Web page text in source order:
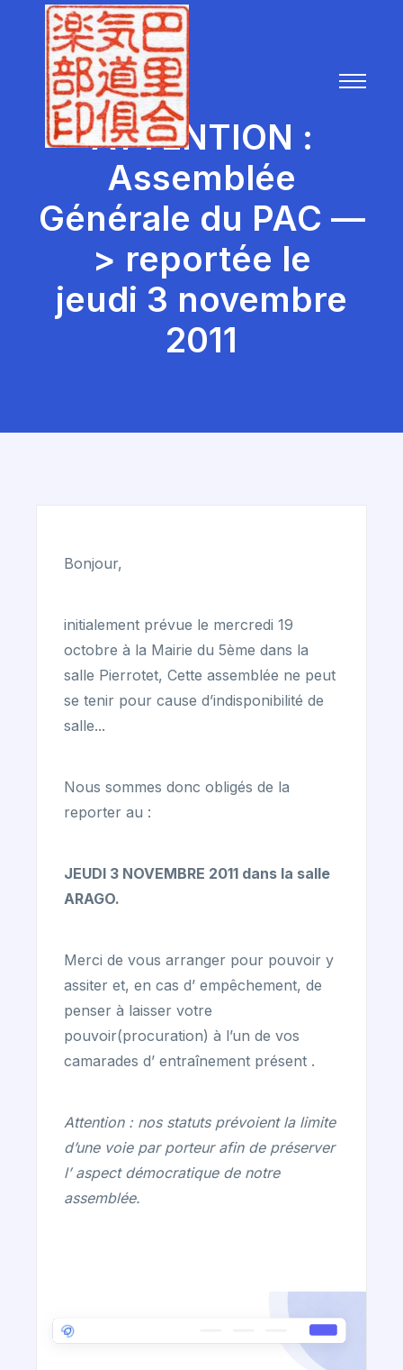
ATTENTION :
Assemblée
Générale du PAC —
> reportée le
jeudi 3 novembre
2011
Bonjour,
initialement prévue le mercredi 19
octobre à la Mairie du 5ème dans la
salle Pierrotet, Cette assemblée ne peut
se tenir pour cause d’indisponibilité de
salle...
Nous sommes donc obligés de la
reporter au :
JEUDI 3 NOVEMBRE 2011 dans la salle
ARAGO.
Merci de vous arranger pour pouvoir y
assiter et, en cas d’ empêchement, de
penser à laisser votre
pouvoir(procuration) à l’un de vos
camarades d’ entraînement présent .
Attention : nos statuts prévoient la limite
d’une voie par porteur afin de préserver
l’ aspect démocratique de notre
assemblée.